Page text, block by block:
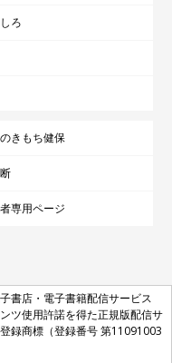
ろ
きもち健保
専用ページ
書店・電子書籍配信サービス
ツ使用許諾を得た正規版配信サ
録商標（登録番号 第11091003